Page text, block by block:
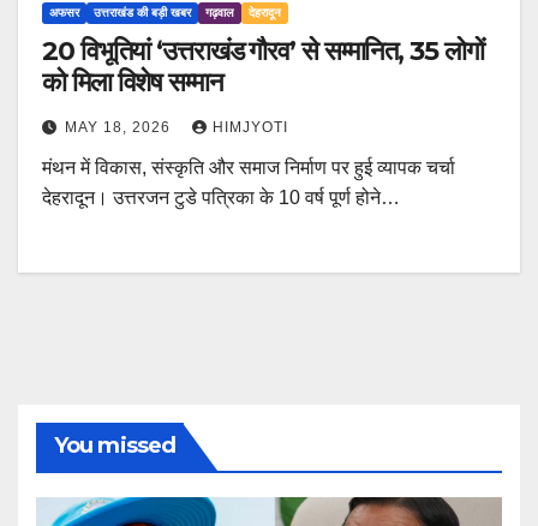
अफसर उत्तराखंड की बड़ी खबर गढ़वाल देहरादून
20 विभूतियां ‘उत्तराखंड गौरव’ से सम्मानित, 35 लोगों
को मिला विशेष सम्मान
MAY 18, 2026 HIMJYOTI
मंथन में विकास, संस्कृति और समाज निर्माण पर हुई व्यापक चर्चा
देहरादून। उत्तरजन टुडे पत्रिका के 10 वर्ष पूर्ण होने…
You missed